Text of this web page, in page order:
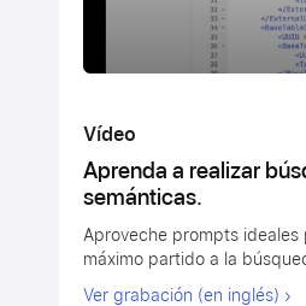
Vídeo
Aprenda a realizar
semánticas.
Aproveche prompts ideales
máximo partido a la
Ver grabación (en inglés)